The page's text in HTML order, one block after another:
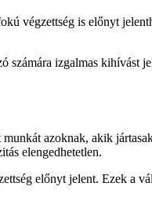
végzettség is előnyt
számára izgalmas kihívást
azoknak, akik
elengedhetetlen.
előnyt jelent. Ezek a